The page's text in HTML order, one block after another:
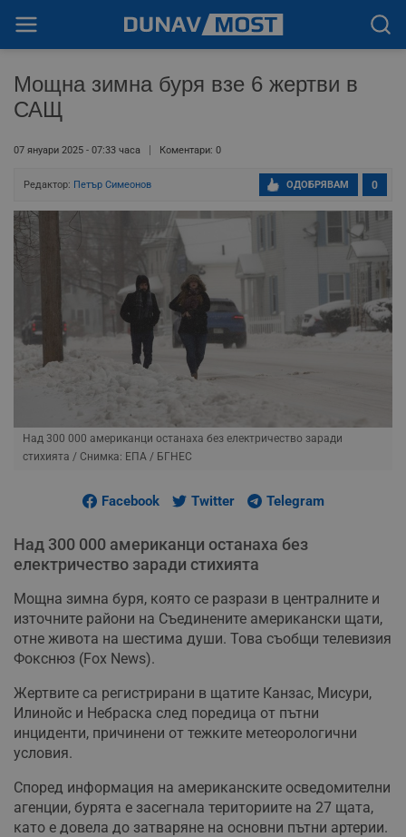
Мощна зимна буря взе 6 жертви в
САЩ
07 януари 2025 - 07:33 часа Коментари: 0
Редактор: Петър Симеонов 0
ОДОБРЯВАМ
Над 300 000 американци останаха без електричество заради
стихията / Снимка: ЕПА / БГНЕС
Facebook Twitter Telegram
Над 300 000 американци останаха без
електричество заради стихията
Мощна зимна буря, която се разрази в централните и
източните райони на Съединените американски щати,
отне живота на шестима души. Това съобщи телевизия
Фокснюз (Fox News).
Жертвите са регистрирани в щатите Канзас, Мисури,
Илинойс и Небраска след поредица от пътни
инциденти, причинени от тежките метеорологични
условия.
Според информация на американските осведомителни
агенции, бурята е засегнала териториите на 27 щата,
като е довела до затваряне на основни пътни артерии.